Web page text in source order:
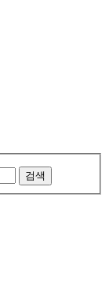
검색